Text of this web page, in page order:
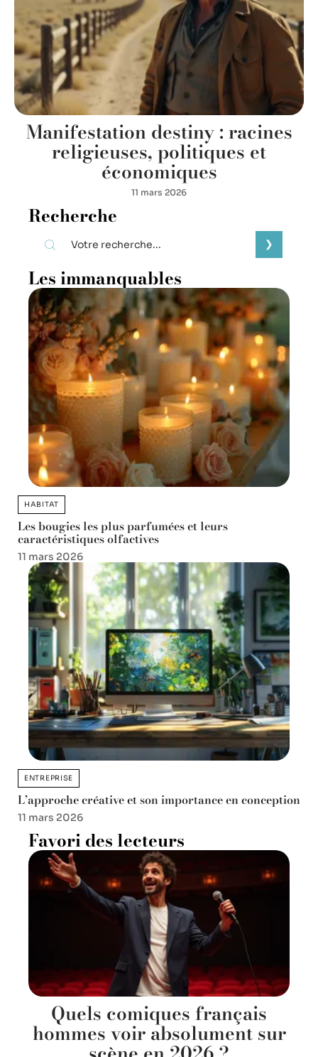
Manifestation destiny : racines
religieuses, politiques et
économiques
11 mars 2026
Recherche
Les immanquables
HABITAT
Les bougies les plus parfumées et leurs
caractéristiques olfactives
11 mars 2026
ENTREPRISE
L’approche créative et son importance en conception
11 mars 2026
Favori des lecteurs
Quels comiques français
hommes voir absolument sur